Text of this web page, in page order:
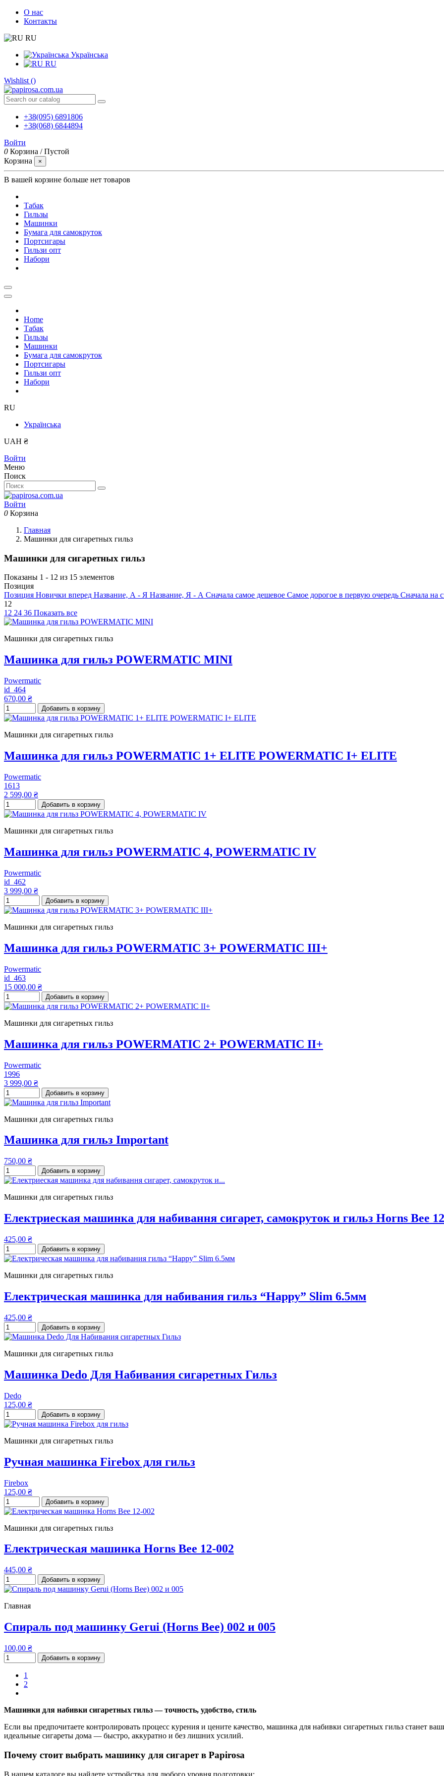
О нас
Контакты
RU
Українська
RU
Wishlist ()
+38(095) 6891806
+38(068) 6844894
Войти
0 Корзина /Пустой
Корзина
×
В вашей корзине больше нет товаров
Табак
Гильзы
Машинки
Бумага для самокруток
Портсигары
Гильзи опт
Набори
Home
Табак
Гильзы
Машинки
Бумага для самокруток
Портсигары
Гильзи опт
Набори
RU
Українська
UAH ₴
Войти
Меню
Поиск
Войти
0 Корзина
Главная
Машинки для сигаретных гильз
Машинки для сигаретных гильз
Показаны 1 - 12 из 15 элементов
Позиция
Позиция Новички вперед Название, А - Я Название, Я - А Сначала самое дешевое Самое дорогое в первую очередь Сначала на
12
12 24 36 Показать все
Машинки для сигаретных гильз
Машинка для гильз POWERMATIC MINI
Powermatic
id_464
670,00 ₴
Добавить в корзину
Машинки для сигаретных гильз
Машинка для гильз POWERMATIC 1+ ELITE POWERMATIC I+ ELITE
Powermatic
1613
2 599,00 ₴
Добавить в корзину
Машинки для сигаретных гильз
Машинка для гильз POWERMATIC 4, POWERMATIC IV
Powermatic
id_462
3 999,00 ₴
Добавить в корзину
Машинки для сигаретных гильз
Машинка для гильз POWERMATIC 3+ POWERMATIC III+
Powermatic
id_463
15 000,00 ₴
Добавить в корзину
Машинки для сигаретных гильз
Машинка для гильз POWERMATIC 2+ POWERMATIC II+
Powermatic
1996
3 999,00 ₴
Добавить в корзину
Машинки для сигаретных гильз
Машинка для гильз Important
750,00 ₴
Добавить в корзину
Машинки для сигаретных гильз
Електриеская машинка для набивання сигарет, самокруток и гильз Horns Bee
425,00 ₴
Добавить в корзину
Машинки для сигаретных гильз
Електрическая машинка для набивания гильз “Happy” Slim 6.5мм
425,00 ₴
Добавить в корзину
Машинки для сигаретных гильз
Машинка Dedo Для Набивания сигаретных Гильз
Dedo
125,00 ₴
Добавить в корзину
Машинки для сигаретных гильз
Ручная машинка Firebox для гильз
Firebox
125,00 ₴
Добавить в корзину
Машинки для сигаретных гильз
Електрическая машинка Horns Bee 12-002
445,00 ₴
Добавить в корзину
Главная
Спираль под машинку Gerui (Horns Bee) 002 и 005
100,00 ₴
Добавить в корзину
1
2
Машинки для набивки сигаретных гильз — точность, удобство, стиль
Если вы предпочитаете контролировать процесс курения и цените качество, машинка для набивки сигаретных гильз станет
идеальные сигареты дома — быстро, аккуратно и без лишних усилий.
Почему стоит выбрать машинку для сигарет в Papirosa
В нашем каталоге вы найдете устройства для любого уровня подготовки: